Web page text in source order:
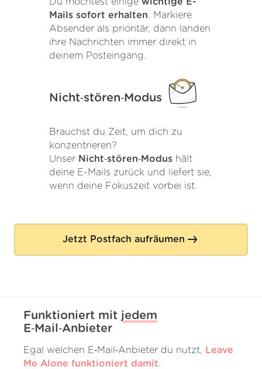
Du möchtest einige wichtige E-
Mails sofort erhalten. Markiere
Absender als prioritär, dann landen
ihre Nachrichten immer direkt in
deinem Posteingang.
Nicht‑stören‑Modus
Brauchst du Zeit, um dich zu
konzentrieren?
Unser Nicht‑stören‑Modus hält
deine E-Mails zurück und liefert sie,
wenn deine Fokuszeit vorbei ist.
Jetzt Postfach aufräumen
Funktioniert mit jedem
E‑Mail‑Anbieter
Egal welchen E‑Mail‑Anbieter du nutzt,
Leave
Me Alone funktioniert damit.